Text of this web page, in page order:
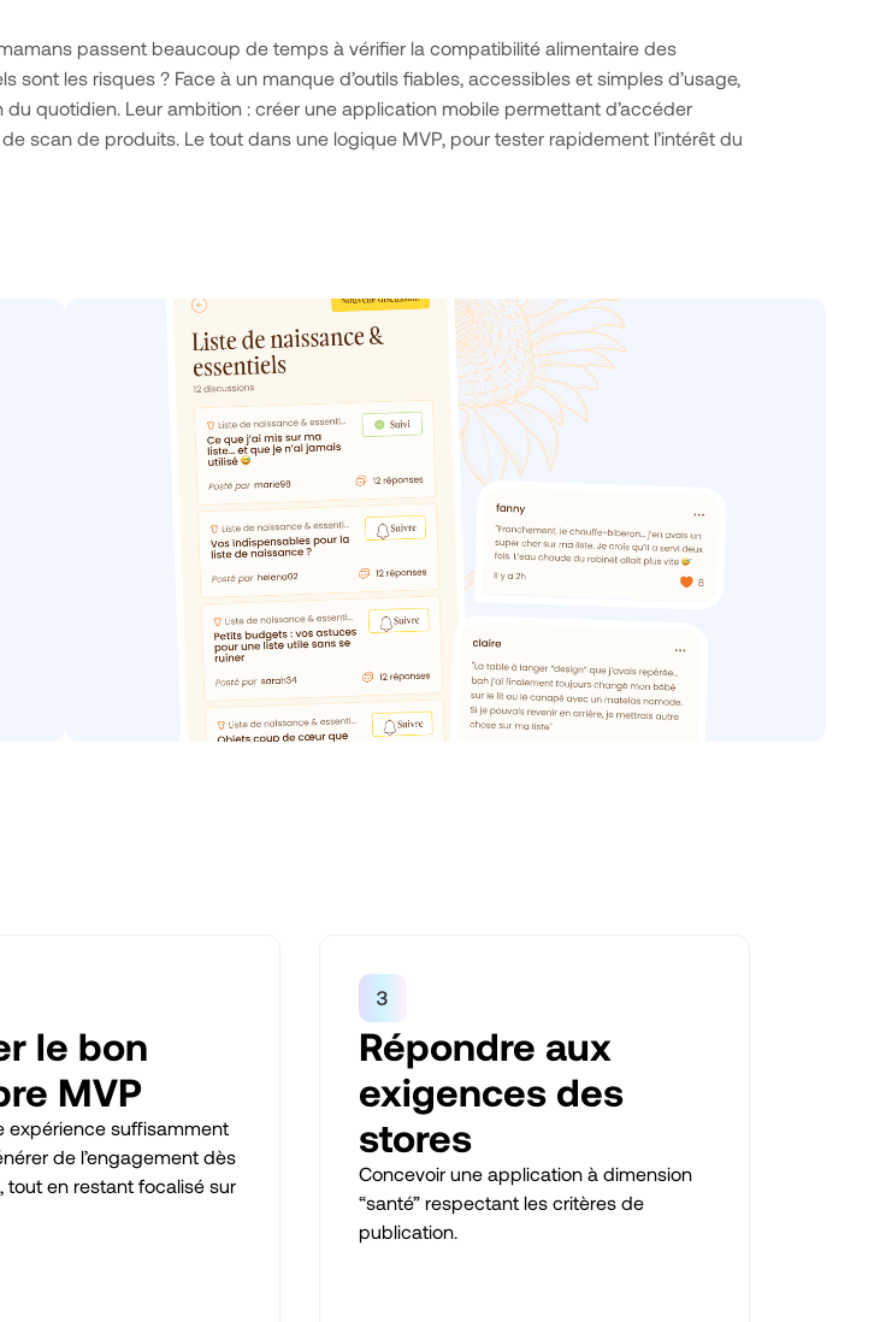
passent beaucoup de temps à vérifier la compatibilité alimentaire des
les risques ? Face à un manque d’outils fiables, accessibles et simples d’usage,
quotidien. Leur ambition : créer une application mobile permettant d’accéder
scan de produits. Le tout dans une logique MVP, pour tester rapidement l’intérêt du
le bon
MVP
expérience suffisamment
de l’engagement dès
tout en restant focalisé sur
Répondre aux
exigences des
stores
Concevoir une application à dimension
“santé” respectant les critères de
publication.